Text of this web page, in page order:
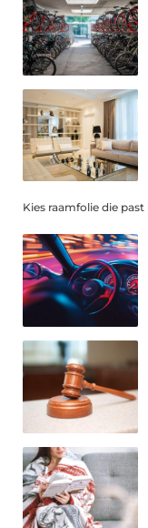
Kies raamfolie die